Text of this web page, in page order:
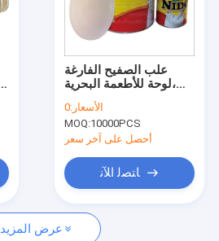
علب الصفيح الفارغة
لوحة للأطعمة البحرية،
tamato / الزيتون
مسحوق التعبئة اسطوانة
الأسعار:0
MOQ:10000PCS
أحصل على آخر سعر
ﺎﺘﺼﻟ ﺍﻶﻧ
عرض المزيد